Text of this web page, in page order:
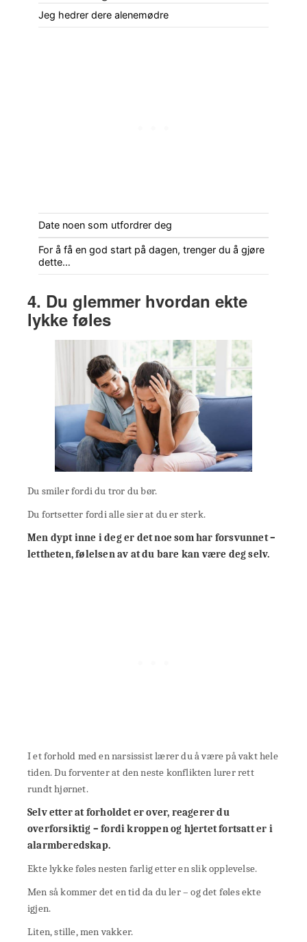
Jeg hedrer dere alenemødre
Date noen som utfordrer deg
For å få en god start på dagen, trenger du å gjøre
dette…
4. Du glemmer hvordan ekte
lykke føles
Du smiler fordi du tror du bør.
Du fortsetter fordi alle sier at du er sterk.
Men dypt inne i deg er det noe som har forsvunnet –
lettheten, følelsen av at du bare kan være deg selv.
I et forhold med en narsissist lærer du å være på vakt hele
tiden. Du forventer at den neste konflikten lurer rett
rundt hjørnet.
Selv etter at forholdet er over, reagerer du
overforsiktig – fordi kroppen og hjertet fortsatt er i
alarmberedskap.
Ekte lykke føles nesten farlig etter en slik opplevelse.
Men så kommer det en tid da du ler – og det føles ekte
igjen.
Liten, stille, men vakker.